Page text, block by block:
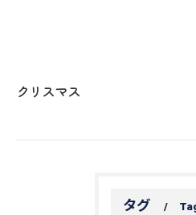
クリスマス
タグ